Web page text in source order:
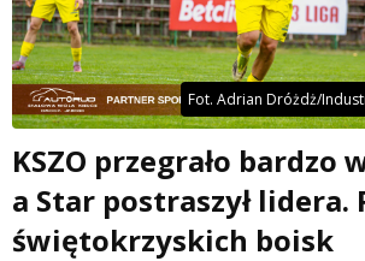
Fot. Adrian Dróżdż/
KSZO przegrało bardzo
a Star postraszył lidera.
świętokrzyskich boisk